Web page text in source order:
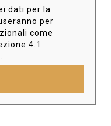
dati per la
per
come
4.1